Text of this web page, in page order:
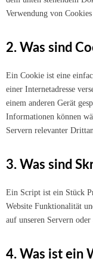
Verwendung von
2. Was sind
Ein Cookie ist eine
einer Internetadresse
einem anderen Gerät
Informationen können
Servern relevanter
3. Was sind
Ein Script ist ein Stück
Website Funktionalität
auf unseren Servern
4. Was ist ein